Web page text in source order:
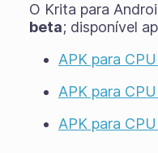
O Krita para
beta; disponível
APK para
APK para
APK para